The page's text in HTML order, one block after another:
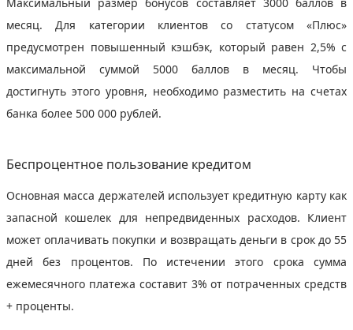
месяц. Для категории клиентов со статусом «Плюс»
предусмотрен повышенный кэшбэк, который равен 2,5% с
максимальной суммой 5000 баллов в месяц. Чтобы
достигнуть этого уровня, необходимо разместить на счетах
банка более 500 000 рублей.
Беспроцентное пользование кредитом
Основная масса держателей использует кредитную карту как
запасной кошелек для непредвиденных расходов. Клиент
может оплачивать покупки и возвращать деньги в срок до 55
дней без процентов. По истечении этого срока сумма
ежемесячного платежа составит 3% от потраченных средств
+ проценты.